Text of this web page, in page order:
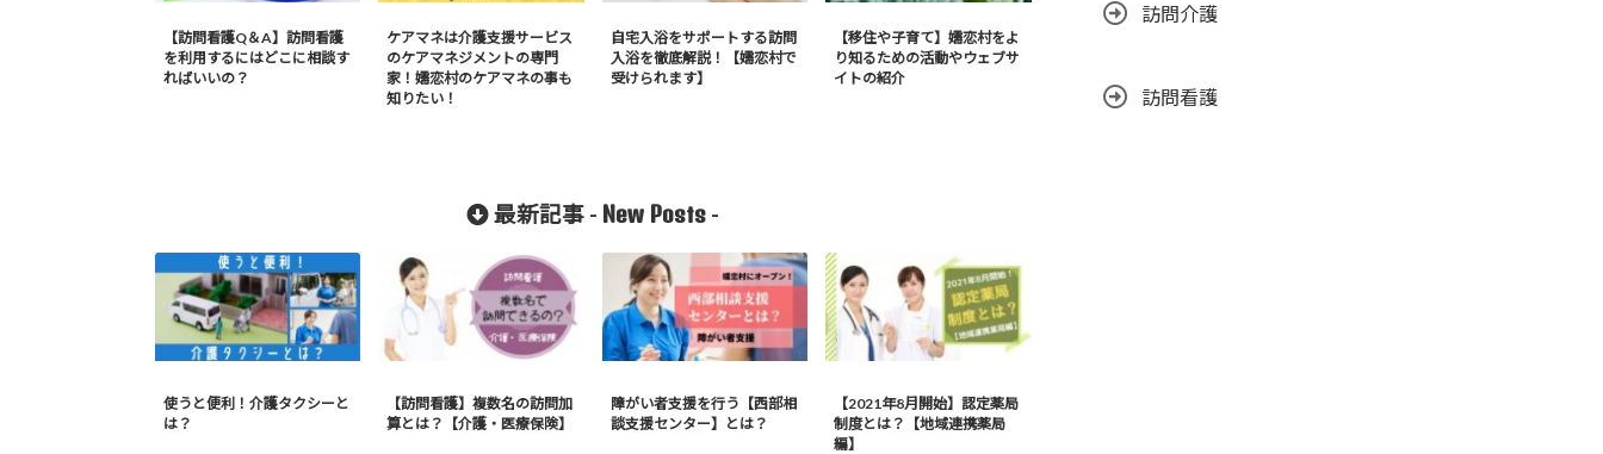
【訪問看護Q＆A】訪問看護
を利用するにはどこに相談す
ればいいの？
ケアマネは介護支援サービス
のケアマネジメントの専門
家！嬬恋村のケアマネの事も
知りたい！
自宅入浴をサポートする訪問
入浴を徹底解説！【嬬恋村で
受けられます】
【移住や子育て】嬬恋村をよ
り知るための活動やウェブサ
イトの紹介
最新記事 - New Posts -
使うと便利！介護タクシーと
は？
【訪問看護】複数名の訪問加
算とは？【介護・医療保険】
障がい者支援を行う【西部相
談支援センター】とは？
【2021年8月開始】認定薬局
制度とは？【地域連携薬局
編】
訪問介護
訪問看護